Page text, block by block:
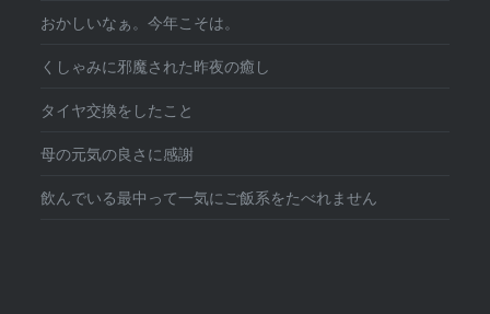
おかしいなぁ。今年こそは。
くしゃみに邪魔された昨夜の癒し
タイヤ交換をしたこと
母の元気の良さに感謝
飲んでいる最中って一気にご飯系をたべれません